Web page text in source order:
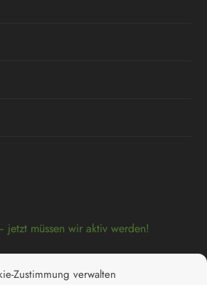
Zustimmung verwalten
müssen wir aktiv werden!
2022